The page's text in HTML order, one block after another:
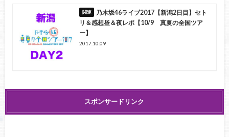
乃木坂46ライブ2017【新潟2日目】セト
リ＆感想昼＆夜レポ【10/9 真夏の全国ツア
ー】
2017.10.09
スポンサードリンク